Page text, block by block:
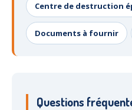
Centre de destruction
Documents à fournir
Questions